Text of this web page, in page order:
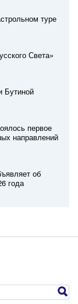
туре
Света»
Бутиной
первое
направлений
об
года